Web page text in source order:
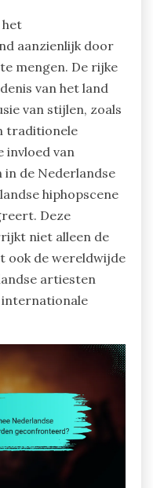
het
aanzienlijk door
mengen. De rijke
van het land
van stijlen, zoals
traditionele
invloed van
in de Nederlandse
hiphopscene
Deze
niet alleen de
ook de wereldwijde
artiesten